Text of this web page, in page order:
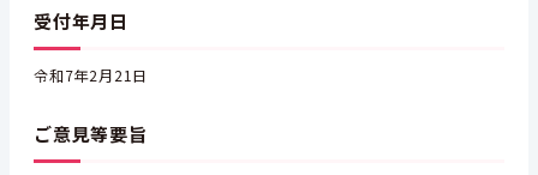
受付年月日
令和7年2月21日
ご意見等要旨